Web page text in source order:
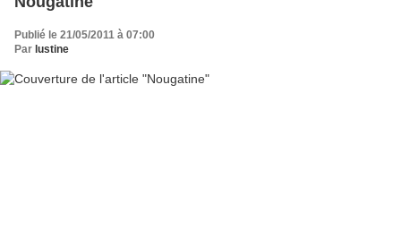
Publié le 21/05/2011 à 07:00
Par lustine